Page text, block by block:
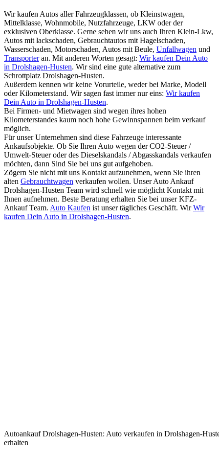
Wir kaufen Autos aller Fahrzeugklassen, ob Kleinstwagen,
Mittelklasse, Wohnmobile, Nutzfahrzeuge, LKW oder der
exklusiven Oberklasse. Gerne sehen wir uns auch Ihren Klein-Lkw,
Autos mit lackschaden, Gebrauchtautos mit Hagelschaden,
Wasserschaden, Motorschaden, Autos mit Beule, Unfallwagen und
Transporteran. Mit anderen Worten gesagt: Wir kaufen Dein Auto
in Drolshagen-Husten. Wir sind eine gute alternative zum
Schrottplatz Drolshagen-Husten.
Außerdem kennen wir keine Vorurteile, weder bei Marke, Modell
oder Kilometerstand. Wir sagen fast immer nur eins: Wir kaufen
Dein Auto in Drolshagen-Husten.
Bei Firmen- und Mietwagen sind wegen ihres hohen
Kilometerstandes kaum noch hohe Gewinnspannen beim verkauf
möglich.
Für unser Unternehmen sind diese Fahrzeuge interessante
Ankaufsobjekte. Ob Sie Ihren Auto wegen der CO2-Steuer /
Umwelt-Steuer oder des Dieselskandals / Abgasskandals verkaufen
möchten, dann Sind Sie bei uns gut aufgehoben.
Zögern Sie nicht mit uns Kontakt aufzunehmen, wenn Sie ihren
alten Gebrauchtwagen verkaufen wollen. Unser Auto Ankauf
Drolshagen-Husten Team wird schnell wie möglicht Kontakt mit
Ihnen aufnehmen. Beste Beratung erhalten Sie bei unser KFZ-
Ankauf Team. Auto Kaufen ist unser tägliches Geschäft. WirWir
kaufen Dein Auto in Drolshagen-Husten.
Autoankauf Drolshagen-Husten: Auto verkaufen in Drolshagen-
erhalten